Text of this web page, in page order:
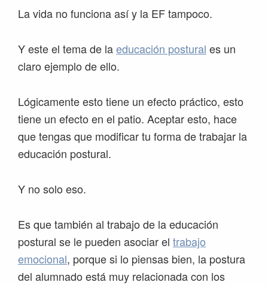
La vida no funciona así y la EF tampoco.
Y este el tema de laeducación postural es un
claro ejemplo de ello.
Lógicamente esto tiene un efecto práctico, esto
tiene un efecto en el patio. Aceptar esto, hace
que tengas que modificar tu forma de trabajar la
educación postural.
Y no solo eso.
Es que también al trabajo de la educación
postural se le pueden asociar el trabajo
emocional, porque si lo piensas bien, la postura
del alumnado está muy relacionada con los